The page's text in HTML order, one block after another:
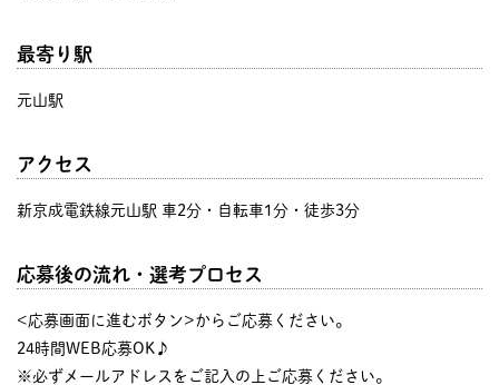
最寄り駅
元山駅
アクセス
新京成電鉄線元山駅 車2分・自転車1分・徒歩3分
応募後の流れ・選考プロセス
<応募画面に進むボタン>からご応募ください。
24時間WEB応募OK♪
※必ずメールアドレスをご記入の上ご応募ください。